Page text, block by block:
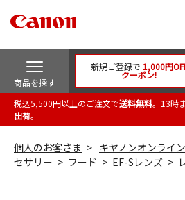
商品を探す
新規ご登録で 1,000円
クーポン!
税込5,500円以上のご注文で送料無料。13時
出荷。
個人のお客さま キヤノンオンライ
セサリー
フード EF-Sレンズ